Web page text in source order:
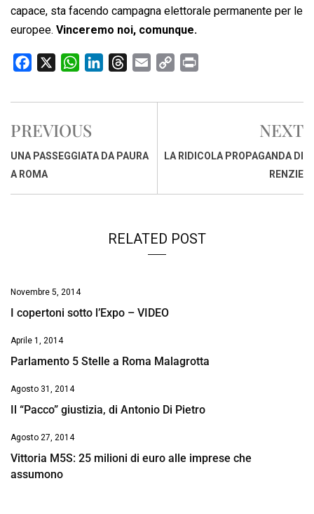
capace, sta facendo campagna elettorale permanente per le
europee. Vinceremo noi, comunque.
c
b
o
o
W
a
s
A
n
d
r
d
a
p
i
i
PREVIOUS
UNA PASSEGGIATA DA PAURA
A ROMA
NEXT
LA RIDICOLA PROPAGANDA DI
RENZIE
RELATED POST
Novembre 5, 2014
I copertoni sotto l’Expo – VIDEO
Aprile 1, 2014
Parlamento 5 Stelle a Roma Malagrotta
Agosto 31, 2014
Il “Pacco” giustizia, di Antonio Di Pietro
Agosto 27, 2014
Vittoria M5S: 25 milioni di euro alle imprese che
assumono